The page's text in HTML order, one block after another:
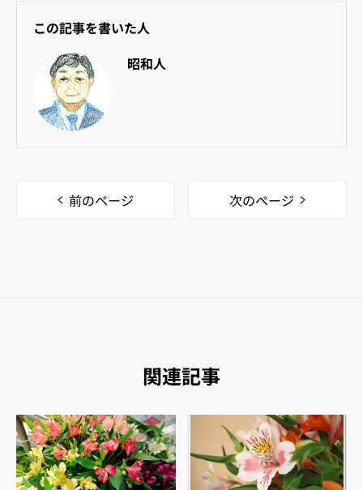
この記事を書いた人
昭和人
前のページ 次のページ
関連記事